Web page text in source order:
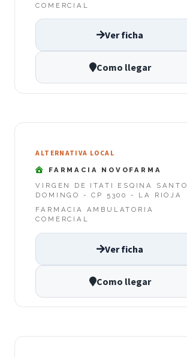
COMERCIAL
Ver ficha
Como llegar
ALTERNATIVA LOCAL
FARMACIA NOVOFARMA
VIRGEN DE ITATI ESQINA SANTO
DOMINGO - CP 5300 - LA RIOJA
FARMACIA AMBULATORIA
COMERCIAL
Ver ficha
Como llegar